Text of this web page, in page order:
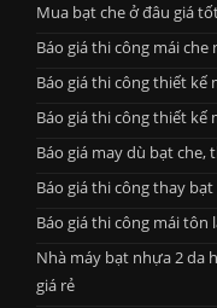
Mua bạt che ở đâu giá
Báo giá thi công mái
Báo giá thi công thiết kế
Báo giá thi công thiết kế
Báo giá may dù bạt
Báo giá thi công thay
Báo giá thi công mái
Nhà máy bạt nhựa 2 da
giá rẻ